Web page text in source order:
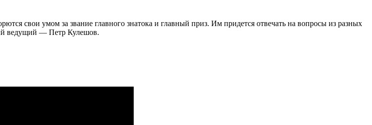
свои умом за звание главного знатока и главный приз. Им придется отвечать на вопросы из разных
ведущий — Петр Кулешов.